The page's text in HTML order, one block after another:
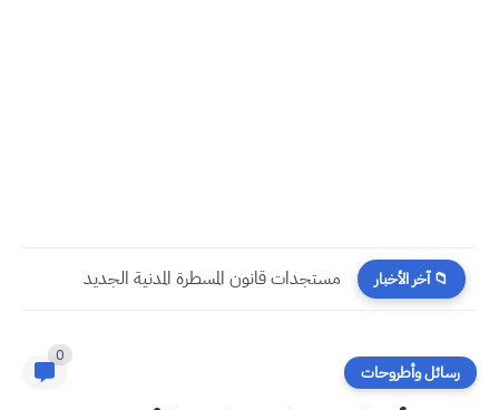
📁 آخر الأخبار مستجدات قانون المسطرة المدنية الجديد
رسائل وأطروحات
0